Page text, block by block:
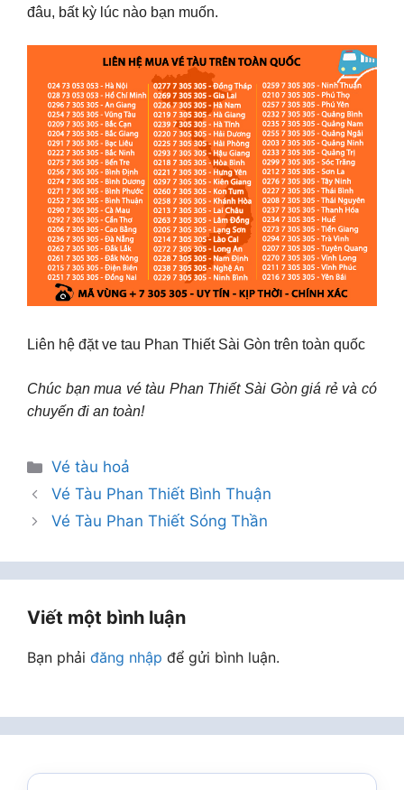
đâu, bất kỳ lúc nào bạn muốn.
Liên hệ đặt ve tau Phan Thiết Sài Gòn trên toàn quốc
Chúc bạn mua vé tàu Phan Thiết Sài Gòn giá rẻ và có
chuyến đi an toàn!
Danh
mục
Vé tàu hoả
Vé Tàu Phan Thiết Bình Thuận
Vé Tàu Phan Thiết Sóng Thần
Viết một bình luận
Bạn phải đăng nhập để gửi bình luận.